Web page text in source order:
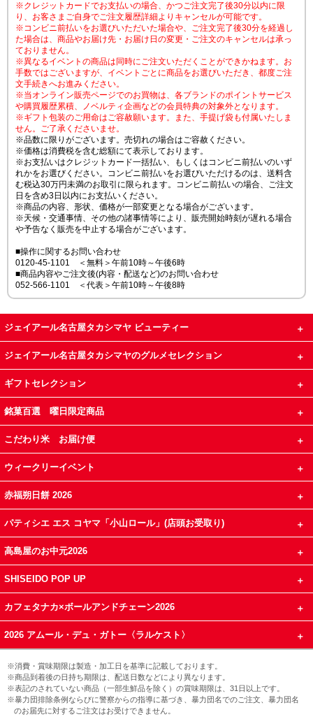
※クレジットカードでお支払いの場合、かつご注文完了後30分以内に限
り、お客さまご自身でご注文履歴詳細よりキャンセルが可能です。
※コンビニ前払いをお選びいただいた場合や、ご注文完了後30分を経過し
た場合は、商品やお届け先・お届け日の変更・ご注文のキャンセルは承っ
ておりません。
※異なるイベントの商品は同時にご注文いただくことができかねます。お
手数ではございますが、イベントごとに商品をお選びいただき、都度ご注
文手続きへお進みください。
※当オンライン販売ページでのお買物は、各ブランドのポイントサービス
や購買履歴累積、ノベルティ企画などの会員特典の対象外となります。
※ギフト包装のご用命はご容赦願います。また、手提げ袋も付属いたしま
せん。ご了承くださいませ。
※品数に限りがございます。売切れの場合はご容赦ください。
※価格は消費税を含む総額にて表示しております。
※お支払いはクレジットカード一括払い、もしくはコンビニ前払いのいず
れかをお選びください。コンビニ前払いをお選びいただけるのは、送料含
む税込30万円未満のお取引に限られます。コンビニ前払いの場合、ご注文
日を含め3日以内にお支払いください。
※商品の内容、形状、価格が一部変更となる場合がございます。
※天候・交通事情、その他の諸事情等により、販売開始時刻が遅れる場合
や予告なく販売を中止する場合がございます。
■操作に関するお問い合わせ
0120-45-1101 ＜無料＞午前10時～午後6時
■商品内容やご注文後(内容・配送など)のお問い合わせ
052-566-1101 ＜代表＞午前10時～午後8時
ジェイアール名古屋タカシマヤ ビューティー
ジェイアール名古屋タカシマヤのグルメセレクション
ギフトセレクション
銘菓百選 曜日限定商品
こだわり米 お届け便
ウィークリーイベント
赤福朔日餅 2026
パティシエ エス コヤマ「小山ロール」(店頭お受取り)
高島屋のお中元2026
SHISEIDO POP UP
カフェタナカ×ボールアンドチェーン2026
2026 アムール・デュ・ガトー〈ラルケスト〉
※消費・賞味期限は製造・加工日を基準に記載しております。
※商品到着後の日持ち期限は、配送日数などにより異なります。
※表記のされていない商品（一部生鮮品を除く）の賞味期限は、31日以上です。
※暴力団排除条例ならびに警察からの指導に基づき、暴力団名でのご注文、暴力団名
のお届先に対するご注文はお受けできません。